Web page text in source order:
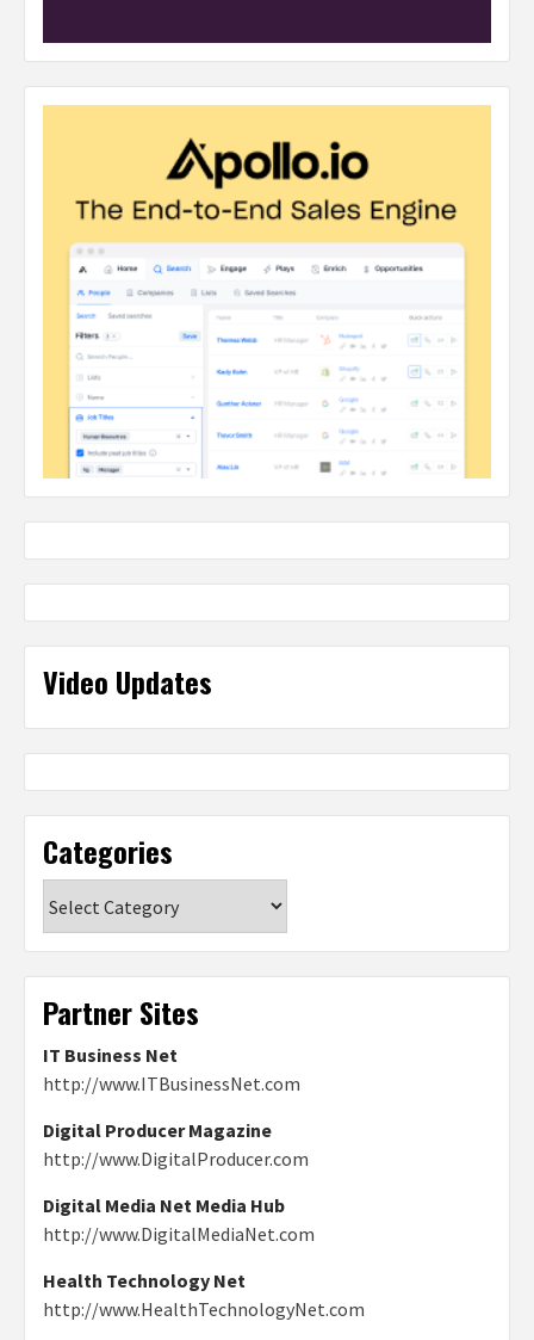
Video Updates
Categories
Partner Sites
IT Business Net
http://www.ITBusinessNet.com
Digital Producer Magazine
http://www.DigitalProducer.com
Digital Media Net Media Hub
http://www.DigitalMediaNet.com
Health Technology Net
http://www.HealthTechnologyNet.com